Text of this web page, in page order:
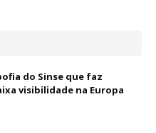
do Sinse que faz
visibilidade na Europa